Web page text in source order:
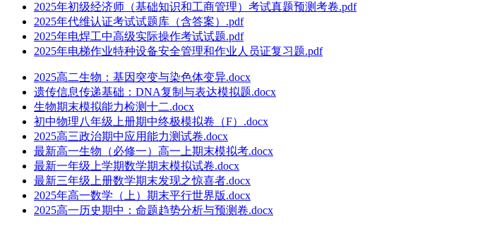
2025年初级经济师（基础知识和工商管理）考试真题预测考卷.pdf
2025年代维认证考试试题库（含答案）.pdf
2025年电焊工中高级实际操作考试试题.pdf
2025年电梯作业特种设备安全管理和作业人员证复习题.pdf
2025高二生物：基因突变与染色体变异.docx
遗传信息传递基础：DNA复制与表达模拟题.docx
生物期末模拟能力检测十二.docx
初中物理八年级上册期中终极模拟卷（F）.docx
2025高三政治期中应用能力测试卷.docx
最新高一生物（必修一）高一上期末模拟考.docx
最新一年级上学期数学期末模拟试卷.docx
最新三年级上册数学期末发现之惊喜者.docx
2025年高一数学（上）期末平行世界版.docx
2025高一历史期中：命题趋势分析与预测卷.docx